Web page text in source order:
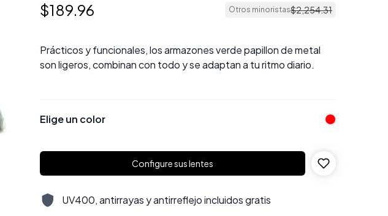
$189.96 Otros minoristas$2,254.31
Prácticos y funcionales, los armazones verde papillon de metal
son ligeros, combinan con todo y se adaptan a tu ritmo diario.
Elige un color
Configure sus lentes
UV400, antirrayas y antirreflejo incluidos gratis